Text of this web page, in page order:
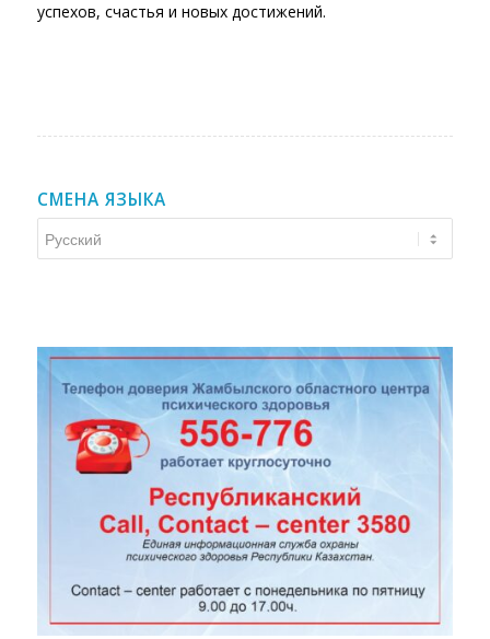
успехов, счастья и новых достижений.
СМЕНА ЯЗЫКА
языка